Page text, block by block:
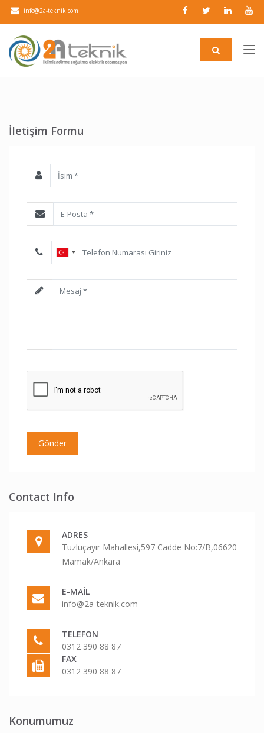
info@2a-teknik.com
İletişim Formu
Contact Info
ADRES
Tuzluçayır Mahallesi,597 Cadde No:7/B,06620
Mamak/Ankara
E-MAIL
info@2a-teknik.com
TELEFON
0312 390 88 87
FAX
0312 390 88 87
Konumumuz